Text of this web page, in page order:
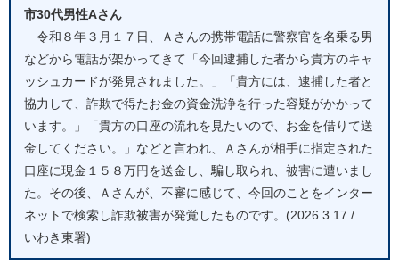
市30代男性Aさん
令和８年３月１７日、Ａさんの携帯電話に警察官を名乗る男
などから電話が架かってきて「今回逮捕した者から貴方のキャ
ッシュカードが発見されました。」「貴方には、逮捕した者と
協力して、詐欺で得たお金の資金洗浄を行った容疑がかかって
います。」「貴方の口座の流れを見たいので、お金を借りて送
金してください。」などと言われ、Ａさんが相手に指定された
口座に現金１５８万円を送金し、騙し取られ、被害に遭いまし
た。その後、Ａさんが、不審に感じて、今回のことをインター
ネットで検索し詐欺被害が発覚したものです。(2026.3.17 /
いわき東署)